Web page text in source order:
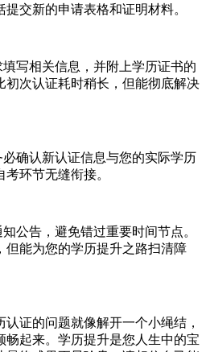
交新的申请表格和证明材料。
写相关信息，并附上学历证书的
初次认证耗时稍长，但能彻底解决
确认新认证信息与您的实际学历
环节无缝衔接。
告，避免错过重要时间节点。
但能为您的学历提升之路扫清障
证的问题就像解开一个小绳结，
畅起来。学历提升是您人生中的宝